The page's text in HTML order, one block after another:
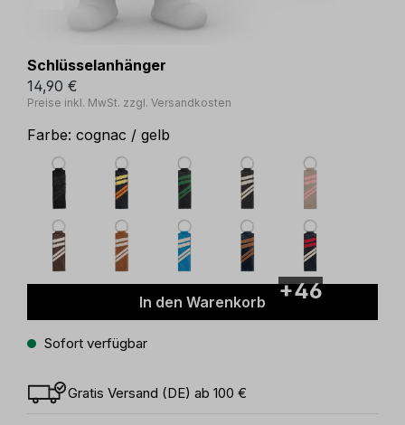
Schlüsselanhänger
14,90 €
Preise inkl. MwSt. zzgl. Versandkosten
Sofort verfügbar
Farbe: cognac / gelb
+46
In den Warenkorb
Gratis Versand (DE) ab 100 €